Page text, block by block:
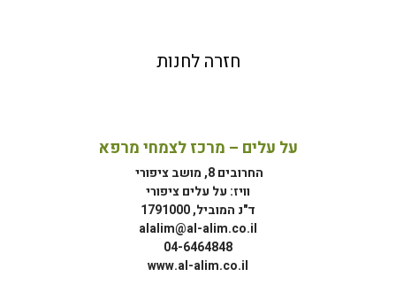
חזרה לחנות
על עלים – מרכז לצמחי מרפא
החרובים 8, מושב ציפורי
וויז: על עלים ציפורי
ד"נ המוביל, 1791000
alalim@al-alim.co.il
04-6464848
www.al-alim.co.il